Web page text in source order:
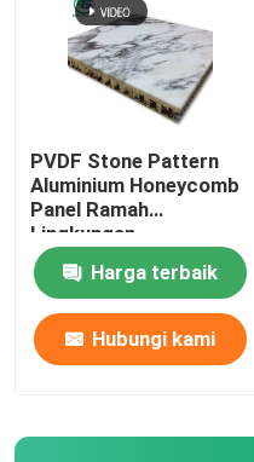
Rumah Aluminium Alcoa
Kabinet aluminium
Pintu Aluminium
PVDF Stone Pattern
Aluminium Honeycomb
Panel Ramah
Lingkungan
Harga terbaik
Hubungi kami